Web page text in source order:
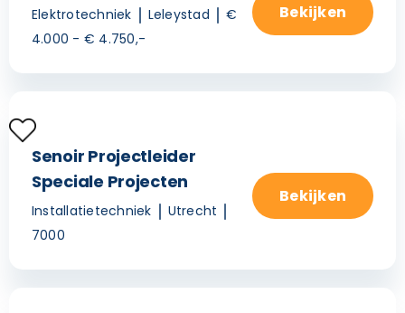
Elektrotechniek Leleystad
€
4.000 - € 4.750,-
Bekijken
Senoir Projectleider
Speciale Projecten
Installatietechniek
Utrecht
7000
Bekijken